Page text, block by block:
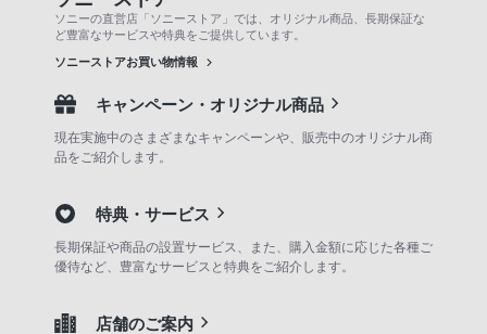
ソニーの直営店「ソニーストア」では、オリジナル商品、長期保証な
ど豊富なサービスや特典をご提供しています。
ソニーストアお買い物情報
キャンペーン・オリジナル商品
現在実施中のさまざまなキャンペーンや、販売中のオリジナル商
品をご紹介します。
特典・サービス
長期保証や商品の設置サービス、また、購入金額に応じた各種ご
優待など、豊富なサービスと特典をご紹介します。
店舗のご案内